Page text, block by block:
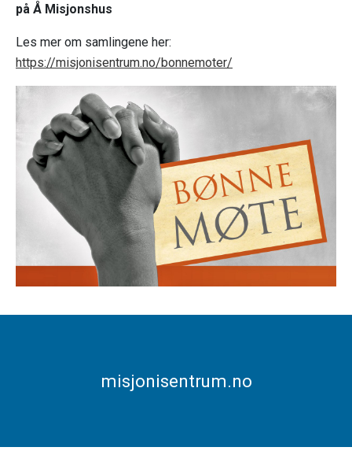
på Å Misjonshus
Les mer om samlingene her:
https://misjonisentrum.no/bonnemoter/
misjonisentrum.no